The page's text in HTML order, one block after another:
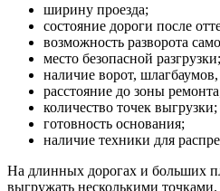
ширину проезда;
состояние дороги после
возможность разворота
место безопасной разгрузки;
наличие ворот,
расстояние до зоны
количество точек выгрузки;
готовность основания;
наличие техники для
На длинных дорогах и больших
выгружать несколькими